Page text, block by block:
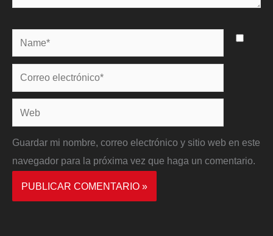
Name*
Correo
electrónico*
Web
Guardar mi nombre, correo electrónico y sitio web en este
navegador para la próxima vez que haga un comentario.